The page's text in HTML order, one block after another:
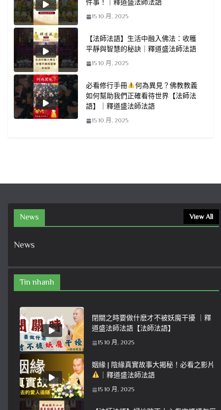
件事！｜釋道盛法師法語
15 10 月, 2025
【法師法語】生活中融入佛法：收穫
平靜與智慧的秘訣｜釋道盛法師法語
15 10 月, 2025
必看修行手冊
何為異見？佛教教義
如何幫助我們正確看待世界【法師法
語】｜釋道盛法師法語
15 10 月, 2025
News View All
News
Tin nhanh
閉關之時要做什麽才不被妖魔干擾 ｜釋
道盛法師法語【法師法語】
15 10 月, 2025
姻緣 | 陰緣真實故事大揭秘！必看之影片
｜釋道盛法師法語
15 10 月, 2025